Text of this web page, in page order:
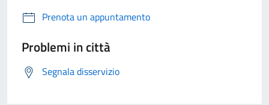
Prenota un appuntamento
Problemi in città
Segnala disservizio